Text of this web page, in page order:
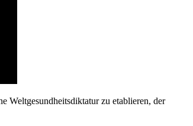
Weltgesundheitsdiktatur zu etablieren, der